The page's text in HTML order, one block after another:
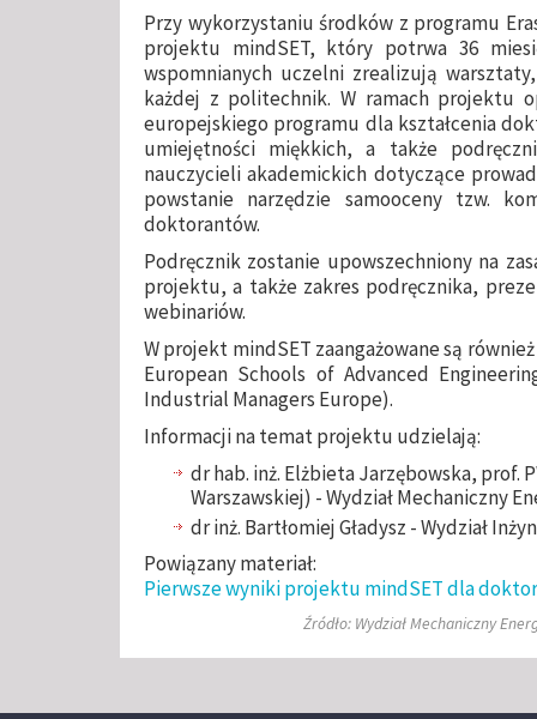
Przy wykorzystaniu środków z programu
projektu mindSET, który potrwa 36
wspomnianych uczelni zrealizują
każdej z politechnik. W ramach projektu
europejskiego programu dla kształcenia
umiejętności miękkich, a także
nauczycieli akademickich dotyczące
powstanie narzędzie samooceny tzw.
doktorantów.
Podręcznik zostanie upowszechniony na
projektu, a także zakres podręcznika,
webinariów.
W projekt mindSET zaangażowane są
European Schools of Advanced
Industrial Managers Europe).
Informacji na temat projektu udzielają:
dr hab. inż. Elżbieta Jarzębowska,
Warszawskiej) - Wydział Mechaniczny
dr inż. Bartłomiej Gładysz - Wydział
Powiązany materiał:
Pierwsze wyniki projektu mindSET dla
Źródło: Wydział Mechaniczny